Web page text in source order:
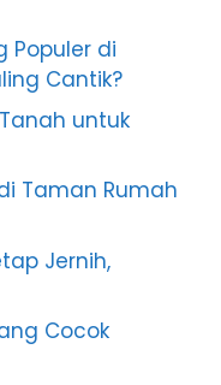
Populer di
Cantik?
untuk
Taman Rumah
Jernih,
Cocok